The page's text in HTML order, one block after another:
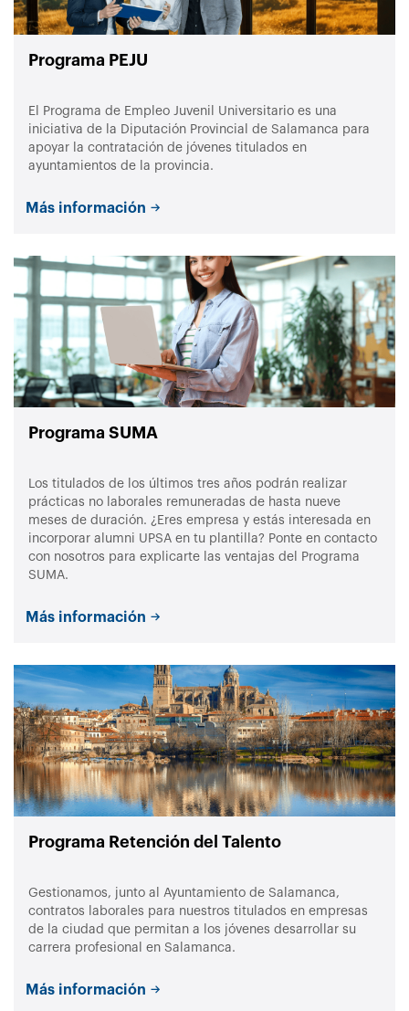
Programa PEJU
El Programa de Empleo Juvenil Universitario es una
iniciativa de la Diputación Provincial de Salamanca para
apoyar la contratación de jóvenes titulados en
ayuntamientos de la provincia.
Más información
Programa SUMA
Los titulados de los últimos tres años podrán realizar
prácticas no laborales remuneradas de hasta nueve
meses de duración. ¿Eres empresa y estás interesada en
incorporar alumni UPSA en tu plantilla? Ponte en contacto
con nosotros para explicarte las ventajas del Programa
SUMA.
Más información
Programa Retención del Talento
Gestionamos, junto al Ayuntamiento de Salamanca,
contratos laborales para nuestros titulados en empresas
de la ciudad que permitan a los jóvenes desarrollar su
carrera profesional en Salamanca.
Más información